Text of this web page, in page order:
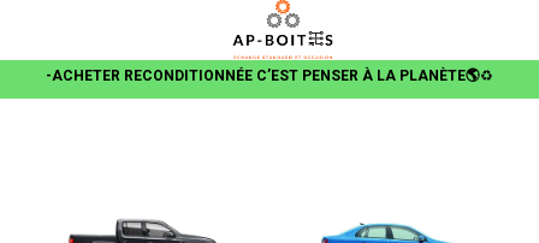
-ACHETER RECONDITIONNÉE C’EST PENSER À LA PLANÈTE🌎♻️